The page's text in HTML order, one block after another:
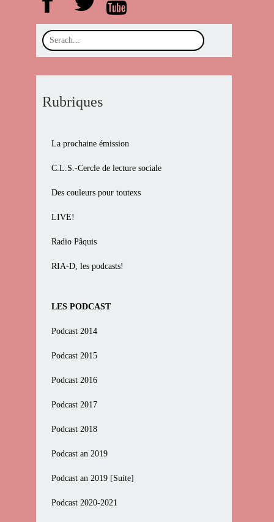
Rubriques
La prochaine émission
C.L.S.-Cercle de lecture sociale
Des couleurs pour toutexs
LIVE!
Radio Pâquis
RIA-D, les podcasts!
LES PODCAST
Podcast 2014
Podcast 2015
Podcast 2016
Podcast 2017
Podcast 2018
Podcast an 2019
Podcast an 2019 [Suite]
Podcast 2020-2021